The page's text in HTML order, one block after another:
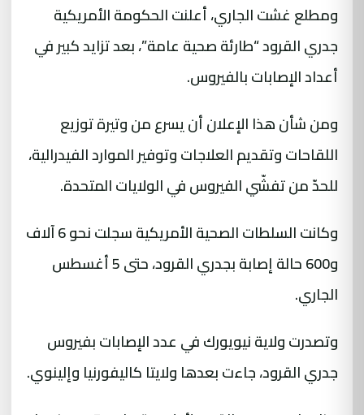
ومطلع غشت الجاري، أعلنت الحكومة الأمريكية
جدري القرود “طارئة صحية عامة”، بعد تزايد كبير في
أعداد الإصابات بالفيروس.
ومن شأن هذا الإعلان أن يسرع من وتيرة توزيع
اللقاحات وتقديم العلاجات وتوفير الموارد الفيدرالية،
للحدّ من تفشّي الفيروس في الولايات المتحدة.
وكانت السلطات الصحية الأمريكية سجلت نحو 6 آلاف
و600 حالة إصابة بجدري القرود، حتى 5 أغسطس
الجاري.
وتصدرت ولاية نيويورك في عدد الإصابات بفيروس
جدري القرود، جاءت بعدها ولايتا كاليفورنيا وإلينوي.